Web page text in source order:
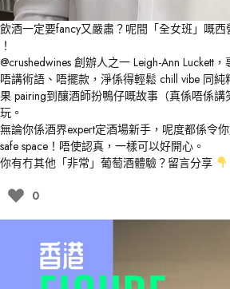
飲酒一定要fancy又嚴肅？呢間「全女班」嘅
！
@crushedwines 創辦人之一 Leigh-Ann Luckett
唔講術語、唔擺款，淨係得輕鬆 chill vibe 同
果 pairing到釀酒師扮鴨仔嘅故事（真係唔係
玩。
無論你係酒界expert定酒場新手，呢度都係令
safe space！唔使認真，一樣可以好開心。
你有冇其他「非常」葡萄酒體驗？留言分享
0